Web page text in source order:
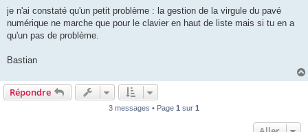
je n'ai constaté qu'un petit problème : la gestion de la virgule du pavé
numérique ne marche que pour le clavier en haut de liste mais si tu en a
qu'un pas de problème.
Bastian
Répondre
3 messages • Page 1 sur 1